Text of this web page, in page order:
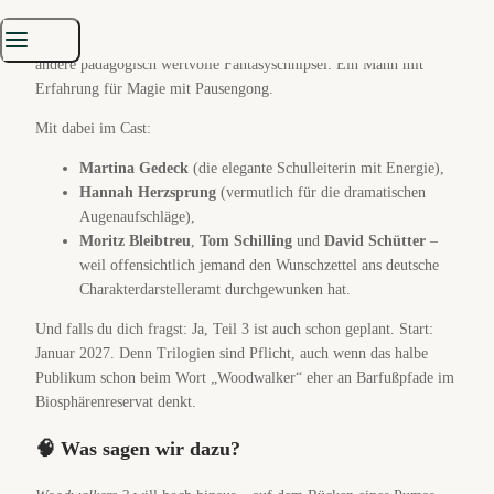
Regie führt nicht mehr Damian John Harper, sondern
andere pädagogisch wertvolle Fantasyschnipsel. Ein Mann mit
Erfahrung für Magie mit Pausengong.
Mit dabei im Cast:
Martina Gedeck (die elegante Schulleiterin mit Energie),
Hannah Herzsprung (vermutlich für die dramatischen
Augenaufschläge),
Moritz Bleibtreu Tom Schilling und David Schütter –
weil offensichtlich jemand den Wunschzettel ans deutsche
Charakterdarstelleramt durchgewunken hat.
Und falls du dich fragst: Ja, Teil 3 ist auch schon geplant. Start:
Januar 2027. Denn Trilogien sind Pflicht, auch wenn das halbe
Publikum schon beim Wort „Woodwalker“ eher an Barfußpfade im
Biosphärenreservat denkt.
🧠 Was sagen wir dazu?